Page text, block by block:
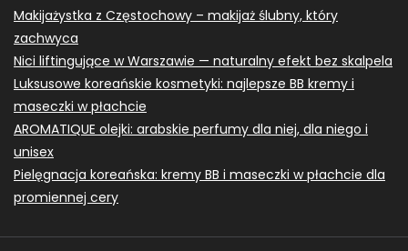
Makijażystka z Częstochowy – makijaż ślubny, który
zachwyca
Nici liftingujące w Warszawie — naturalny efekt bez skalpela
Luksusowe koreańskie kosmetyki: najlepsze BB kremy i
maseczki w płachcie
AROMATIQUE olejki: arabskie perfumy dla niej, dla niego i
unisex
Pielęgnacja koreańska: kremy BB i maseczki w płachcie dla
promiennej cery